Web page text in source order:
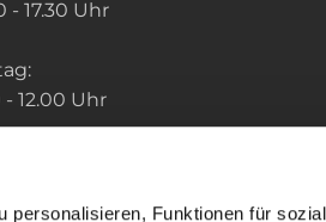
personalisieren, Funktionen für
- 17.30 Uhr
- 12.00 Uhr